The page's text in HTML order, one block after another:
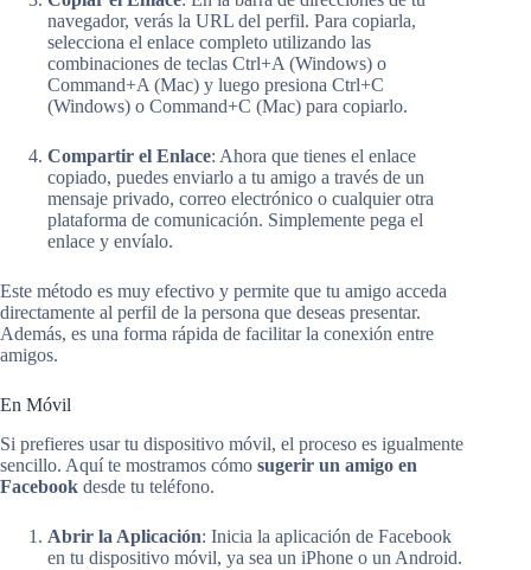
navegador, verás la URL del perfil. Para copiarla,
selecciona el enlace completo utilizando las
combinaciones de teclas Ctrl+A (Windows) o
Command+A (Mac) y luego presiona Ctrl+C
(Windows) o Command+C (Mac) para copiarlo.
Compartir el Enlace: Ahora que tienes el enlace
copiado, puedes enviarlo a tu amigo a través de un
mensaje privado, correo electrónico o cualquier otra
plataforma de comunicación. Simplemente pega el
enlace y envíalo.
Este método es muy efectivo y permite que tu amigo acceda
directamente al perfil de la persona que deseas presentar.
Además, es una forma rápida de facilitar la conexión entre
amigos.
En Móvil
Si prefieres usar tu dispositivo móvil, el proceso es igualmente
sencillo. Aquí te mostramos cómo sugerir un amigo en
Facebook desde tu teléfono.
Abrir la Aplicación: Inicia la aplicación de Facebook
en tu dispositivo móvil, ya sea un iPhone o un Android.